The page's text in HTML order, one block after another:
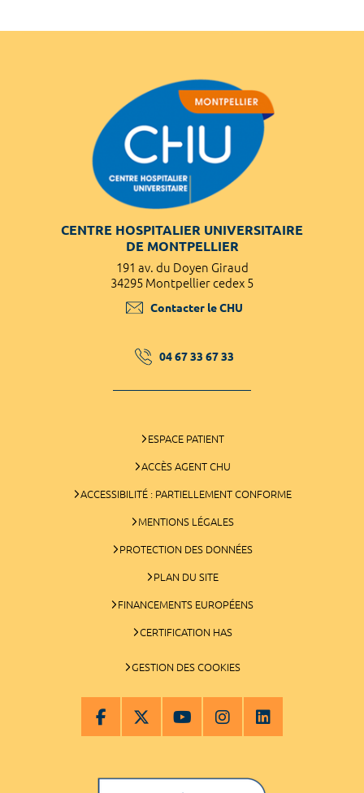
CENTRE HOSPITALIER UNIVERSITAIRE
DE MONTPELLIER
191 av. du Doyen Giraud
34295 Montpellier cedex 5
Contacter le CHU
04 67 33 67 33
ESPACE PATIENT
ACCÈS AGENT CHU
ACCESSIBILITÉ : PARTIELLEMENT CONFORME
MENTIONS LÉGALES
PROTECTION DES DONNÉES
PLAN DU SITE
FINANCEMENTS EUROPÉENS
CERTIFICATION HAS
GESTION DES COOKIES